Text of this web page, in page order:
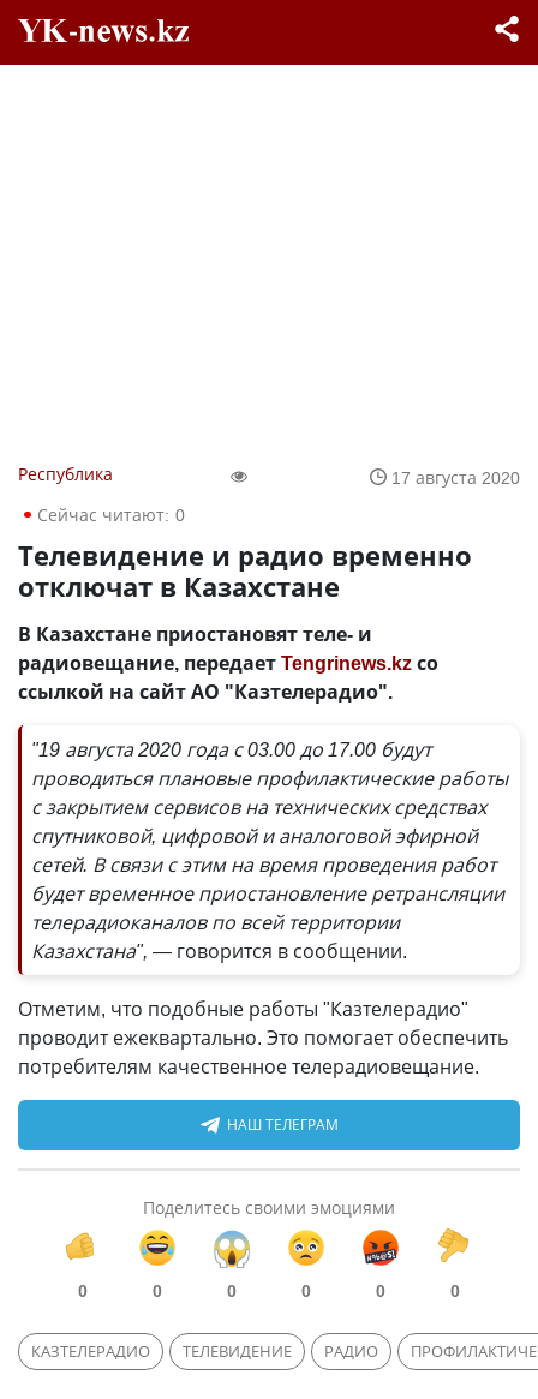
Республика
17 августа 2020
Сейчас читают: 0
Телевидение и радио временно
отключат в Казахстане
В Казахстане приостановят теле- и
радиовещание, передаетTengrinews.kzсо
ссылкой на сайт АО "Казтелерадио".
"19 августа 2020 года с 03.00 до 17.00 будут
проводиться плановые профилактические работы
с закрытием сервисов на технических средствах
спутниковой, цифровой и аналоговой эфирной
сетей. В связи с этим на время проведения работ
будет временное приостановление ретрансляции
телерадиоканалов по всей территории
Казахстана", — говорится в сообщении.
Отметим, что подобные работы "Казтелерадио"
проводит ежеквартально. Это помогает обеспечить
потребителям качественное телерадиовещание.
НАШ ТЕЛЕГРАМ
Поделитесь своими эмоциями
0 0 0 0 0 0
КАЗТЕЛЕРАДИО ТЕЛЕВИДЕНИЕ РАДИО